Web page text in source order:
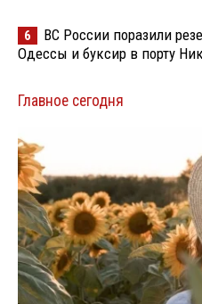
6
ВС России поразили
Одессы и буксир в порту
Главное сегодня